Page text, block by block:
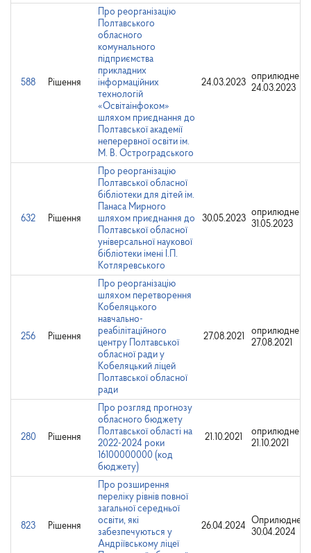
588 Рішення
Про реорганізацію
Полтавського
обласного
комунального
підприємства
прикладних
інформаційних
технологій
«Освітаінфоком»
шляхом приєднання до
Полтавської академії
неперервної освіти ім.
М. В. Остроградського
24.03.2023
оприлюднено:
24.03.2023
632 Рішення
Про реорганізацію
Полтавської обласної
бібліотеки для дітей ім.
Панаса Мирного
шляхом приєднання до
Полтавської обласної
універсальної наукової
бібліотеки імені І.П.
Котляревського
30.05.2023
оприлюднено:
31.05.2023
256 Рішення
Про реорганізацію
шляхом перетворення
Кобеляцького
навчально-
реабілітаційного
центру Полтавської
обласної ради у
Кобеляцький ліцей
Полтавської обласної
ради
27.08.2021
оприлюднено:
27.08.2021
280 Рішення
Про розгляд прогнозу
обласного бюджету
Полтавської області на
2022-2024 роки
16100000000 (код
бюджету)
21.10.2021
оприлюднено:
21.10.2021
823 Рішення
Про розширення
переліку рівнів повної
загальної середньої
освіти, які
забезпечуються у
Андріївському ліцеї
26.04.2024
30.04.2024